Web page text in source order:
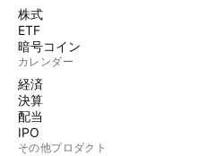
株式
ETF
暗号コイン
カレンダー
経済
決算
配当
IPO
その他プロダクト